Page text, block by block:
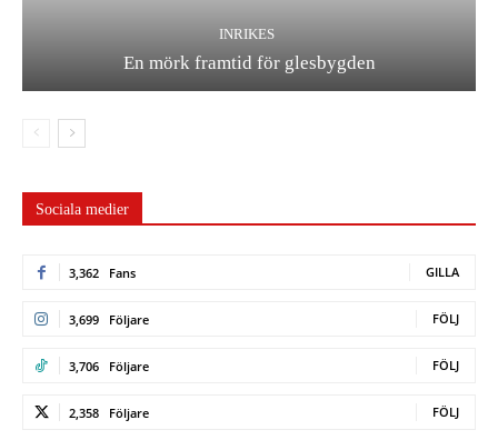
INRIKES
En mörk framtid för glesbygden
Sociala medier
3,362 Fans GILLA
3,699 Följare FÖLJ
3,706 Följare FÖLJ
2,358 Följare FÖLJ